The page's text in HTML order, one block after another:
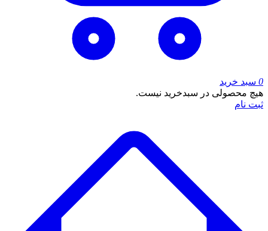
0 سبد خرید
هیچ محصولی در سبدخرید نیست.
ثبت نام